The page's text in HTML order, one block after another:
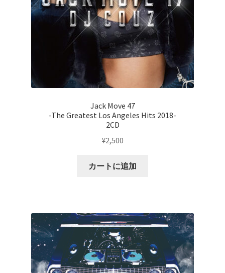
Jack Move 47
-The Greatest Los Angeles Hits 2018-
2CD
¥2,500
カートに追加